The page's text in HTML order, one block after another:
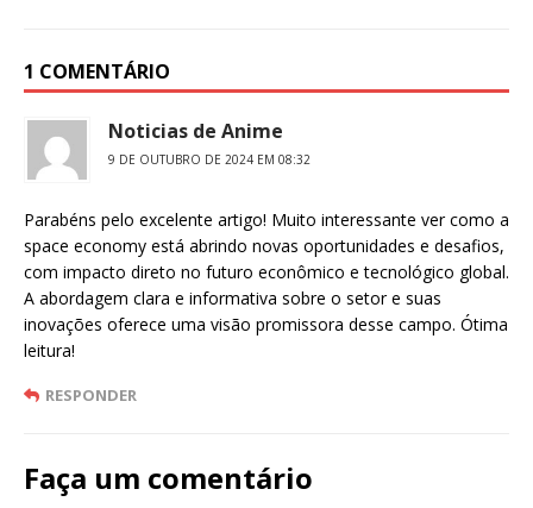
1 COMENTÁRIO
Noticias de Anime
9 DE OUTUBRO DE 2024 EM 08:32
Parabéns pelo excelente artigo! Muito interessante ver como a
space economy está abrindo novas oportunidades e desafios,
com impacto direto no futuro econômico e tecnológico global.
A abordagem clara e informativa sobre o setor e suas
inovações oferece uma visão promissora desse campo. Ótima
leitura!
RESPONDER
Faça um comentário